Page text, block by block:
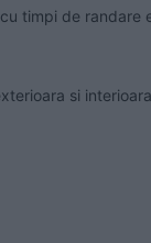
timpi de randare
si